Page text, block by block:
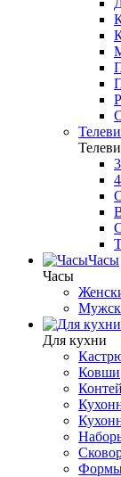
Часы
Часы
Для кухни
Ковши
Формы